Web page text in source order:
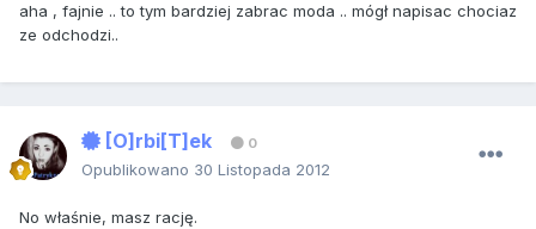
aha , fajnie .. to tym bardziej zabrac moda .. mógł napisac chociaz
ze odchodzi..
[O]rbi[T]ek 0
Opublikowano 30 Listopada 2012
No właśnie, masz rację.